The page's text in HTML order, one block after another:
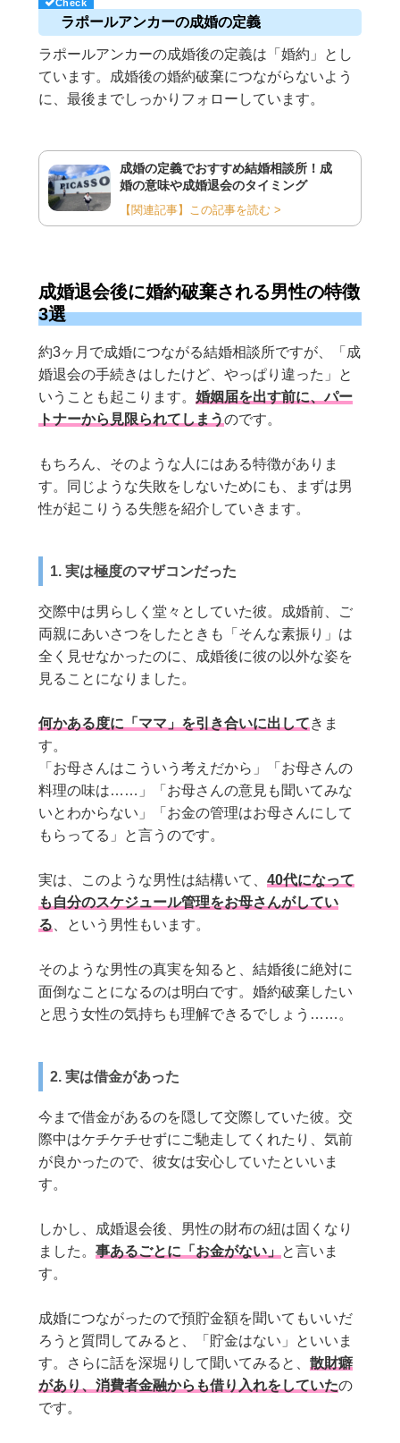
ラポールアンカーの成婚の定義
ラポールアンカーの成婚後の定義は「婚約」とし
ています。成婚後の婚約破棄につながらないよう
に、最後までしっかりフォローしています。
成婚の定義でおすすめ結婚相談所！成
婚の意味や成婚退会のタイミング
【関連記事】この記事を読む >
成婚退会後に婚約破棄される男性の特徴
3選
約3ヶ月で成婚につながる結婚相談所ですが、「成
婚退会の手続きはしたけど、やっぱり違った」と
いうことも起こります。婚姻届を出す前に、パー
トナーから見限られてしまうのです。
もちろん、そのような人にはある特徴がありま
す。同じような失敗をしないためにも、まずは男
性が起こりうる失態を紹介していきます。
1. 実は極度のマザコンだった
交際中は男らしく堂々としていた彼。成婚前、ご
両親にあいさつをしたときも「そんな素振り」は
全く見せなかったのに、成婚後に彼の以外な姿を
見ることになりました。
何かある度に「ママ」を引き合いに出してきま
す。
「お母さんはこういう考えだから」「お母さんの
料理の味は……」「お母さんの意見も聞いてみな
いとわからない」「お金の管理はお母さんにして
もらってる」と言うのです。
実は、このような男性は結構いて、40代になって
も自分のスケジュール管理をお母さんがしてい
る 、という男性もいます。
そのような男性の真実を知ると、結婚後に絶対に
面倒なことになるのは明白です。婚約破棄したい
と思う女性の気持ちも理解できるでしょう……。
2. 実は借金があった
今まで借金があるのを隠して交際していた彼。交
際中はケチケチせずにご馳走してくれたり、気前
が良かったので、彼女は安心していたといいま
す。
しかし、成婚退会後、男性の財布の紐は固くなり
ました。事あるごとに「お金がない」
と言いま
す。
成婚につながったので預貯金額を聞いてもいいだ
ろうと質問してみると、「貯金はない」といいま
す。さらに話を深堀りして聞いてみると、散財癖
があり、消費者金融からも借り入れをしていたの
です。